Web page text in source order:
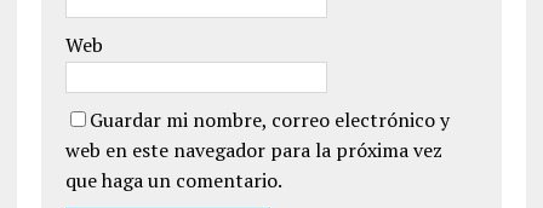
Web
Guardar mi nombre, correo electrónico y
web en este navegador para la próxima vez
que haga un comentario.